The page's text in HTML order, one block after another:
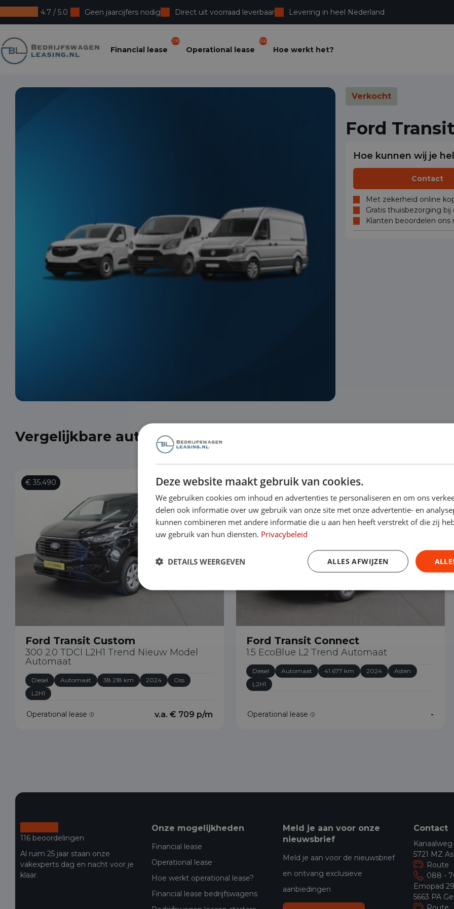
4.7 / 5.0 Geen jaarcijfers nodig Direct uit voorraad leverbaar Levering in heel Nederland
Bedrijfswagenleasing
Financial lease
295
Operational lease
156
Hoe werkt het?
Verkocht
Ford
Hoe kunnen wij je
Contact
Met zekerheid online
Gratis thuisbezorging bij
Klanten beoordelen
Vergelijkbare auto's uit onze voorraad
€ 35.490
Ford Transit Custom
300 2.0 TDCI L2H1 Trend Nieuw Model
Automaat
Diesel Automaat 38.218 km 2024
Oss
L2H1
Operational lease v.a. € 709 p/m
€ 23.890
Ford Transit Connect
1.5 EcoBlue L2 Trend Automaat
Diesel Automaat 41.677 km 2024
Asten
L2H1
Operational lease -
116 beoordelingen
Al ruim 25 jaar staan onze
vakexperts dag en nacht voor je
klaar.
Onze mogelijkheden
Financial lease
Operational lease
Hoe werkt operational lease?
Financial lease bedrijfswagens
Meld je aan voor onze
nieuwsbrief
Meld je aan voor de nieuwsbrief
en ontvang exclusieve
aanbiedingen
Contact
5721 MZ
Route
088 -
Emopad
5663 PA
Deze website maakt gebruik van cookies.
We gebruiken cookies om inhoud en advertenties te personaliseren en om ons
delen ook informatie over uw gebruik van onze site met onze advertentie- en
kunnen combineren met andere informatie die u aan hen heeft verstrekt of die zij
uw gebruik van hun diensten. Privacybeleid
ALLES AFWIJZEN
DETAILS WEERGEVEN